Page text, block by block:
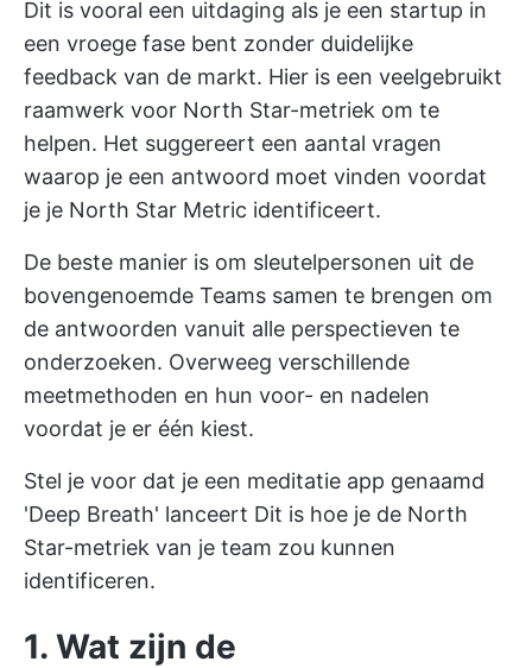
Dit is vooral een uitdaging als je een startup in
een vroege fase bent zonder duidelijke
feedback van de markt. Hier is een veelgebruikt
raamwerk voor North Star-metriek om te
helpen. Het suggereert een aantal vragen
waarop je een antwoord moet vinden voordat
je je North Star Metric identificeert.
De beste manier is om sleutelpersonen uit de
bovengenoemde Teams samen te brengen om
de antwoorden vanuit alle perspectieven te
onderzoeken. Overweeg verschillende
meetmethoden en hun voor- en nadelen
voordat je er één kiest.
Stel je voor dat je een meditatie app genaamd
'Deep Breath' lanceert Dit is hoe je de North
Star-metriek van je team zou kunnen
identificeren.
1. Wat zijn de